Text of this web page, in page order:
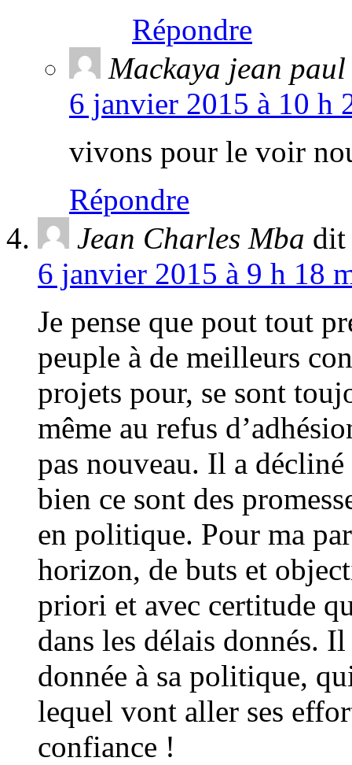
Répondre
Mackaya jean paul
6 janvier 2015 à 10 h
vivons pour le voir
Répondre
Jean Charles Mba dit
6 janvier 2015 à 9 h 18
Je pense que pout tout
peuple à de meilleurs
projets pour, se sont
même au refus
pas nouveau. Il a
bien ce sont des
en politique. Pour ma
horizon, de buts et
priori et avec certitude
dans les délais donnés.
donnée à sa politique,
lequel vont aller ses
confiance !